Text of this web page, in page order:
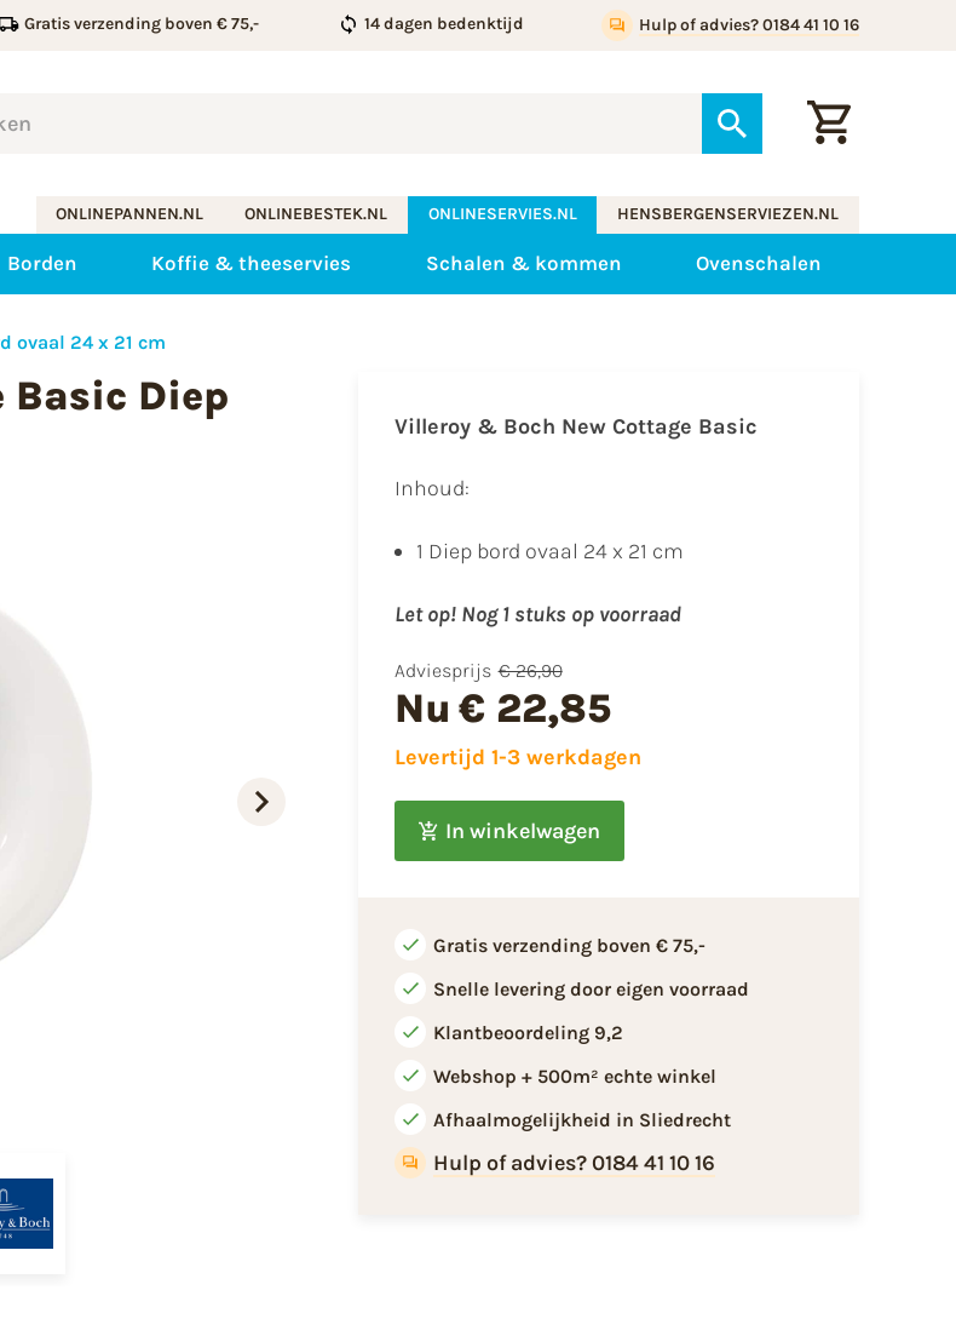
Gratis verzending boven € 75,- 14 dagen bedenktijd Hulp of advies? 0184 41 10 16
ONLINEPANNEN.NL ONLINEBESTEK.NL ONLINESERVIES.NL HENSBERGENSERVIEZEN.NL
Borden Koffie & theeservies Schalen & kommen Ovenschalen
ovaal 24 x 21 cm
Diep
Villeroy & Boch New Cottage Basic
Inhoud:
1 Diep bord ovaal 24 x 21 cm
Let op! Nog 1 stuks op voorraad
Adviesprijs € 26,90
Nu € 22,85
Levertijd 1-3 werkdagen
In winkelwagen
Gratis verzending boven € 75,-
Snelle levering door eigen voorraad
Klantbeoordeling 9,2
Webshop + 500m² echte winkel
Afhaalmogelijkheid in Sliedrecht
Hulp of advies? 0184 41 10 16